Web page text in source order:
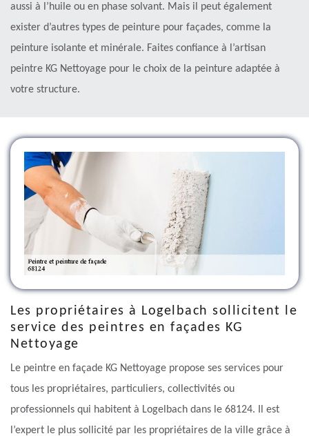
aussi à l’huile ou en phase solvant. Mais il peut également
exister d’autres types de peinture pour façades, comme la
peinture isolante et minérale. Faites confiance à l’artisan
peintre KG Nettoyage pour le choix de la peinture adaptée à
votre structure.
Les propriétaires à Logelbach sollicitent le
service des peintres en façades KG
Nettoyage
Le peintre en façade KG Nettoyage propose ses services pour
tous les propriétaires, particuliers, collectivités ou
professionnels qui habitent à Logelbach dans le 68124. Il est
l’expert le plus sollicité par les propriétaires de la ville grâce à